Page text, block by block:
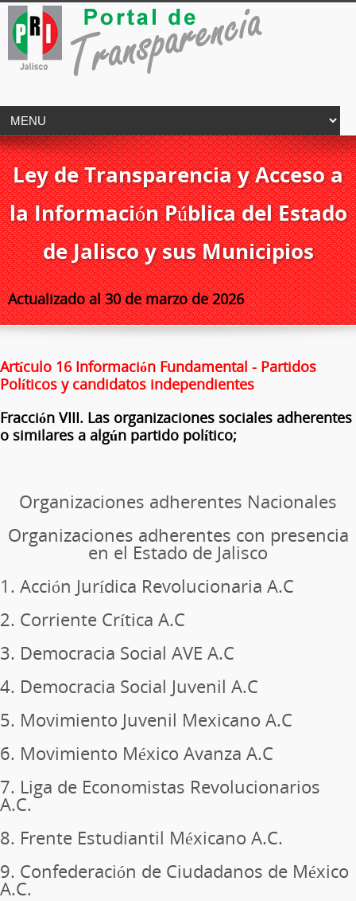
Ley de Transparencia y Acceso a
la Información Pública del Estado
de Jalisco y sus Municipios
Actualizado al 30 de marzo de 2026
Artículo 16 Información Fundamental - Partidos
Políticos y candidatos independientes
Fracción VIII. Las organizaciones sociales adherentes
o similares a algún partido político;
Organizaciones adherentes Nacionales
Organizaciones adherentes con presencia
en el Estado de Jalisco
1. Acción Jurídica Revolucionaria A.C
2. Corriente Crítica A.C
3. Democracia Social AVE A.C
4. Democracia Social Juvenil A.C
5. Movimiento Juvenil Mexicano A.C
6. Movimiento México Avanza A.C
7. Liga de Economistas Revolucionarios
A.C.
8. Frente Estudiantil Méxicano A.C.
9. Confederación de Ciudadanos de México
A.C.